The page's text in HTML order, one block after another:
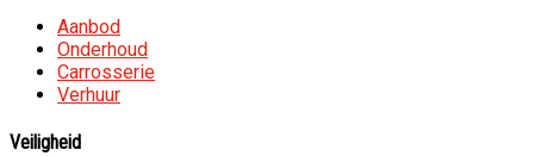
Aanbod
Onderhoud
Carrosserie
Verhuur
Veiligheid